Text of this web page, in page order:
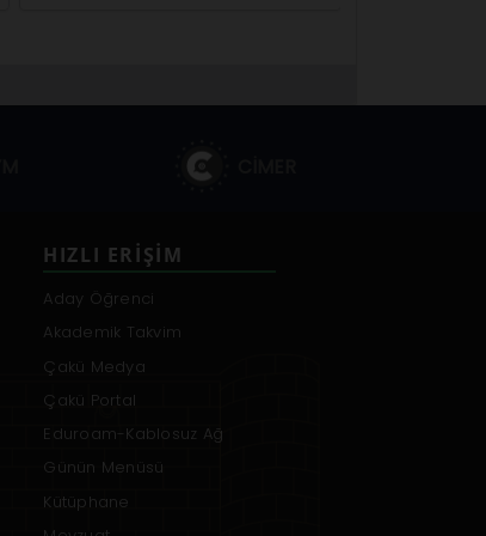
HIZLI ERIŞIM
Aday Öğrenci
Akademik Takvim
Çakü Medya
Çakü Portal
Eduroam-Kablosuz Ağ
Günün Menüsü
Kütüphane